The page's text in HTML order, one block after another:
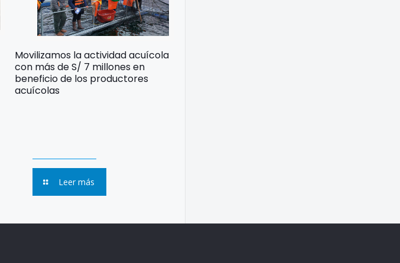
Movilizamos la actividad acuícola
con más de S/ 7 millones en
beneficio de los productores
acuícolas
Leer más